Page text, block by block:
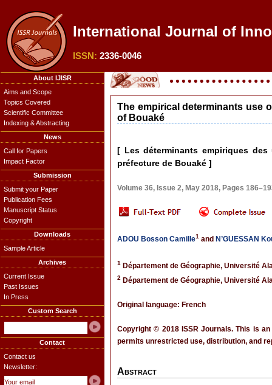
International Journal of
ISSN: 2336-0046
About IJISR
Aims and Scope
Topics Covered
Scientific Committee
Indexing & Abstracting
News
Call for Papers
Impact Factor
Submission
Submit your Paper
Publication Fees
Manuscript Status
Copyright
Downloads
Sample Article
Archives
Current Issue
Past Issues
In Press
Custom Search
Contact
Contact us
Newsletter:
The empirical determinants use
of Bouaké
[ Les déterminants empiriques
préfecture de Bouaké ]
Volume 36, Issue 2, May 2018, Pages
ADOU Bosson Camille1 and N’GUESSAN
1 Département de Géographie, Université
2 Département de Géographie, Université
Original language: French
Copyright © 2018 ISSR Journals. This is
permits unrestricted use, distribution, and
Abstract